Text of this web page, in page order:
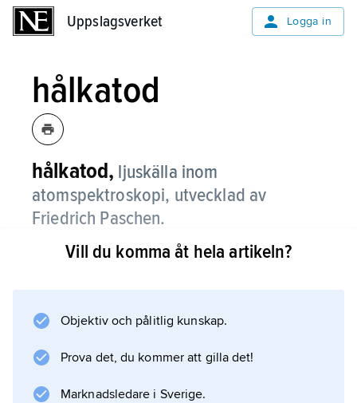
Uppslagsverket Logga in
hålkatod
hålkatod, ljuskälla inom
atomspektroskopi, utvecklad av
Friedrich Paschen.
Den består av två elektroder (anod och katod)
täckt med – det ämne vars spektrum
neon eller argon. Vid relativt lågt gastryck (ca
100–200 Pa) observeras det mest intensiva
Vill du komma åt hela artikeln?
Objektiv och pålitlig kunskap.
Prova det, du kommer att gilla det!
Marknadsledare i Sverige.